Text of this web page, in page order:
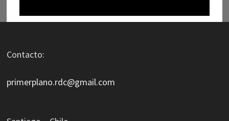
Contacto:
primerplano.rdc@gmail.com